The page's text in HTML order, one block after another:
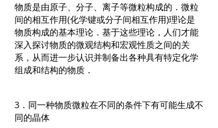
物质是由原子、分子、离子等微粒构成的．微粒
间的相互作用(化学键或分子间相互作用)理论是
物质构成的基本理论．基于这些理论，人们才能
深入探讨物质的微观结构和宏观性质之间的关
系，从而进一步认识并制备出各种具有特定化学
组成和结构的物质．
3．同一种物质微粒在不同的条件下有可能生成不
同的晶体